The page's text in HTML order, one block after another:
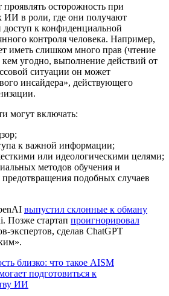
осторожность при
ИИ в роли, где они получают
к конфиденциальной
контроля человека. Например,
иметь слишком много прав (чтение
угодно, выполнение действий от
ситуации он может
инсайдера», действующего
могут включать:
к важной информации;
или идеологическими целями;
методов обучения и
предотвращения подобных случаев
выпустил склонные к обману
Позже стартап проигнорировал
экспертов, сделав ChatGPT
близко: что такое AISM
подготовиться к
ИИ